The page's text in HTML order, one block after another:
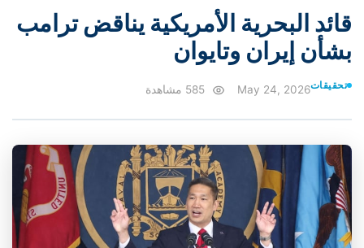
قائد البحرية الأمريكية يناقض ترامب
بشأن إيران وتايوان
تحقيقاتMay 24, 2026 585 مشاهدة